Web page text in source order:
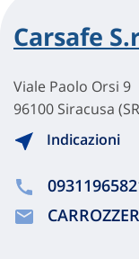
Carsafe
Viale Paolo Orsi 9
96100 Siracusa
Indicazioni